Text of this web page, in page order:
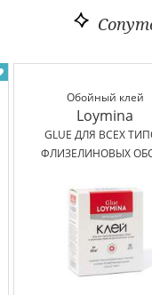
Обойный клей
Loymina
GLUE ДЛЯ ВСЕХ
ФЛИЗЕЛИНОВЫХ